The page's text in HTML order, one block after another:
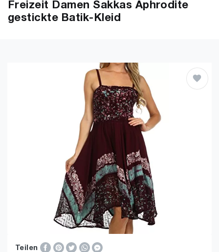
Freizeit Damen Sakkas Aphrodite
gestickte Batik-Kleid
Teilen